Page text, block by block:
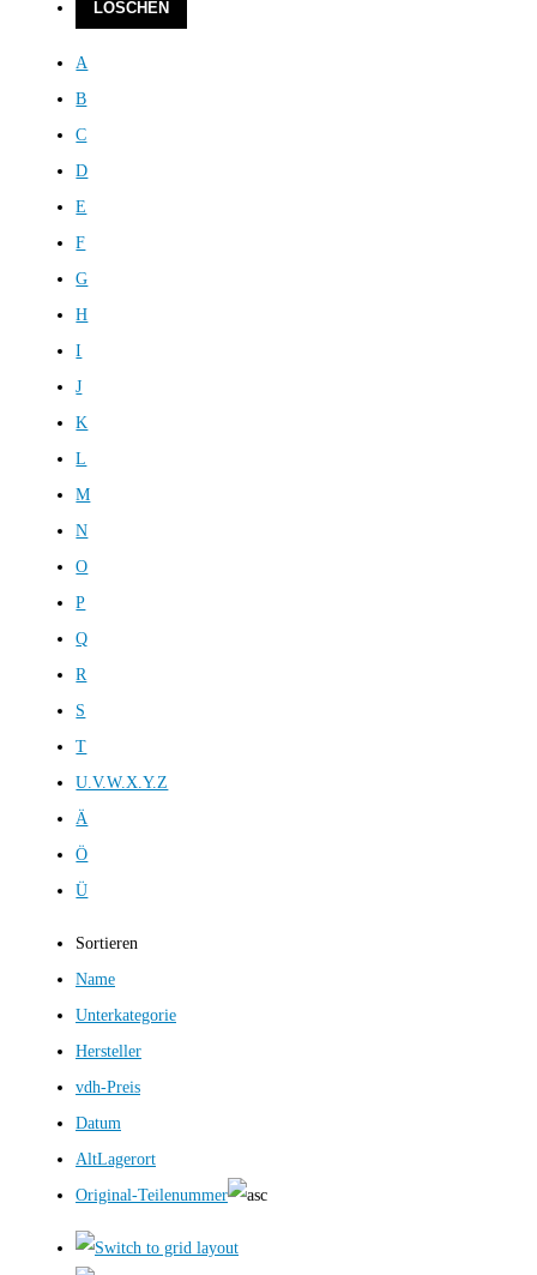
A
B
C
D
E
F
G
H
I
J
K
L
M
N
O
P
Q
R
S
T
U.V.W.X.Y.Z
Ä
Ö
Ü
Sortieren
Name
Unterkategorie
Hersteller
vdh-Preis
Datum
AltLagerort
Original-Teilenummer